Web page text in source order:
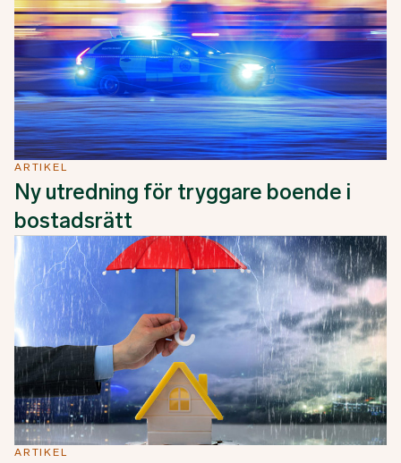
ARTIKEL
Ny utredning för tryggare boende i
bostadsrätt
ARTIKEL